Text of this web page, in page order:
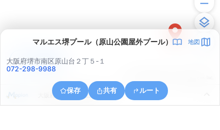
マルエス堺プール（原山公園屋外プール） 地図
大阪府堺市南区原山台２丁５-１
072-298-9988
保存 共有 ルート
大阪府堺市南区桃山台２丁８
アプリで見る